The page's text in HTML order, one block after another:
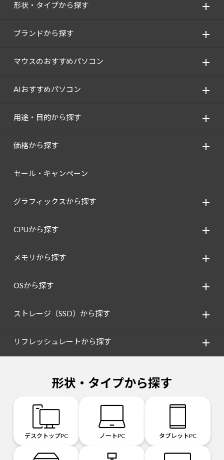
形状・タイプから探す
ブランドから探す
マウスのおすすめパソコン
AIおすすめパソコン
用途・目的から探す
価格から探す
セール・キャンペーン
グラフィックスから探す
CPUから探す
メモリから探す
OSから探す
ストレージ（SSD）から探す
リフレッシュレートから探す
形状・タイプから探す
デスクトップPC ノートPC タブレットPC